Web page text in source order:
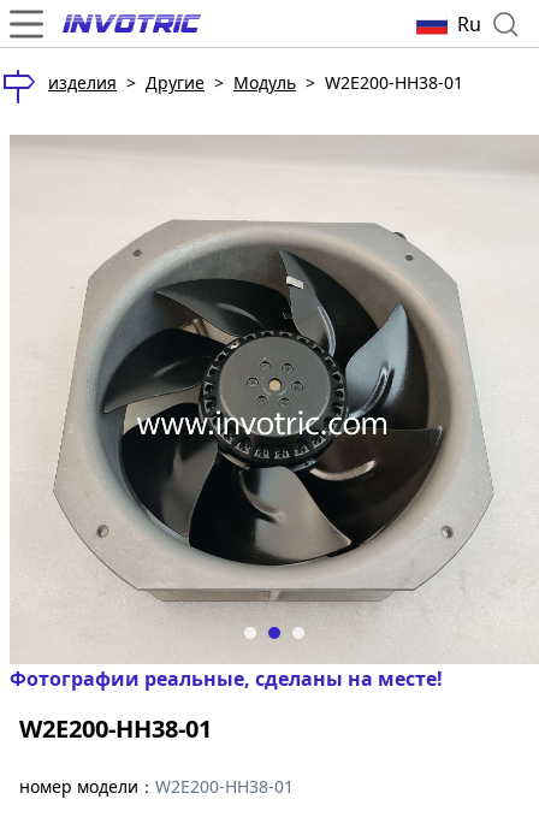
Ru
изделия > Другие > Модуль > W2E200-HH38-01
Фотографии реальные, сделаны на месте!
W2E200-HH38-01
номер модели： W2E200-HH38-01